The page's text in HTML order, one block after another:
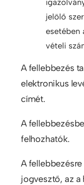
jelölő
esetében
vételi
A fellebbezés
elektronikus
címét.
A
felhozhatók.
A
jogvesztő, az a